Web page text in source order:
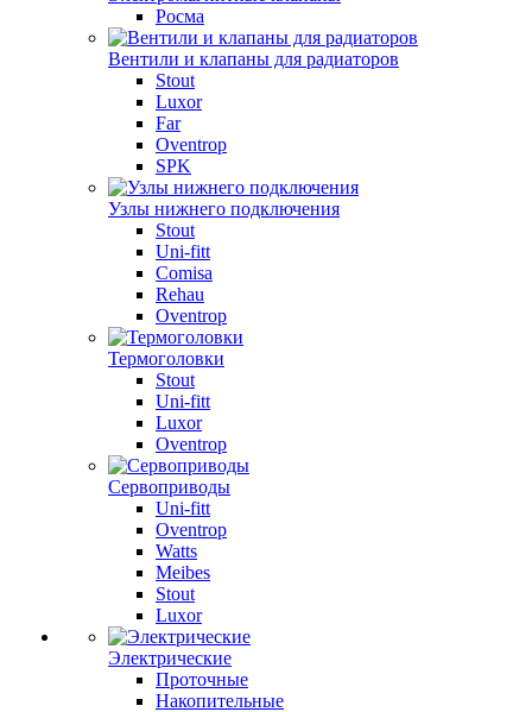
Росма
Вентили и клапаны для радиаторов
Stout
Luxor
Far
Oventrop
SPK
Узлы нижнего подключения
Stout
Uni-fitt
Comisa
Rehau
Oventrop
Термоголовки
Stout
Uni-fitt
Luxor
Oventrop
Сервоприводы
Uni-fitt
Oventrop
Watts
Meibes
Stout
Luxor
Электрические
Проточные
Накопительные